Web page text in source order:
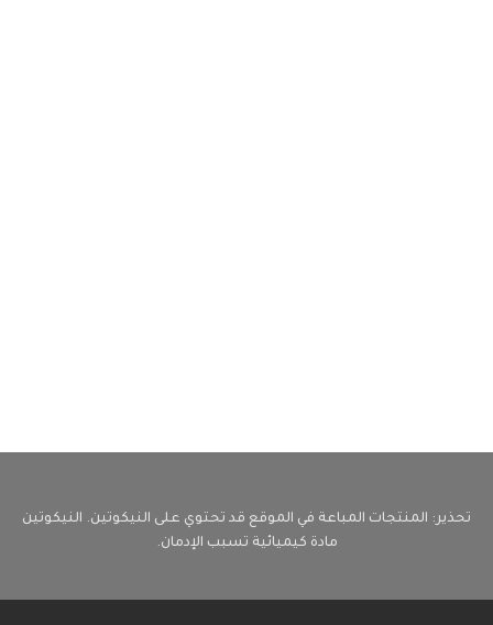
تحذير: المنتجات المباعة في الموقع قد تحتوي على النيكوتين. النيكوتين
مادة كيميائية تسبب الإدمان.